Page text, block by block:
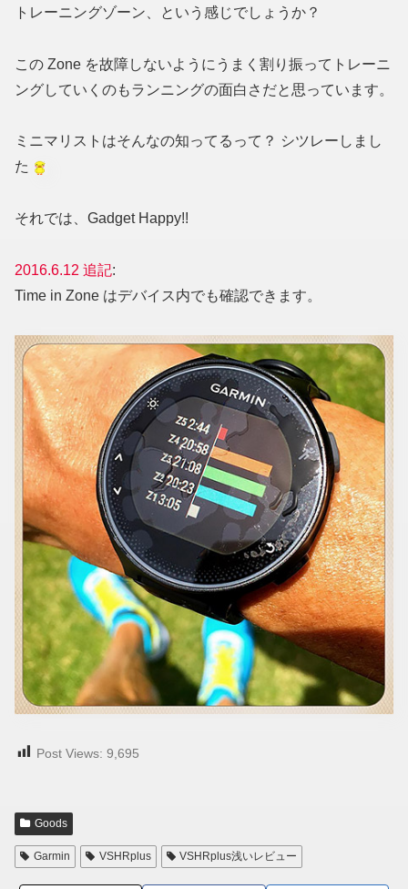
トレーニングゾーン、という感じでしょうか？
この Zone を故障しないようにうまく割り振ってトレーニ
ングしていくのもランニングの面白さだと思っています。
ミニマリストはそんなの知ってるって？ シツレーしまし
た
それでは、Gadget Happy!!
2016.6.12 追記:
Time in Zone はデバイス内でも確認できます。
Post Views: 9,695
Goods
Garmin VSHRplus VSHRplus浅いレビュー